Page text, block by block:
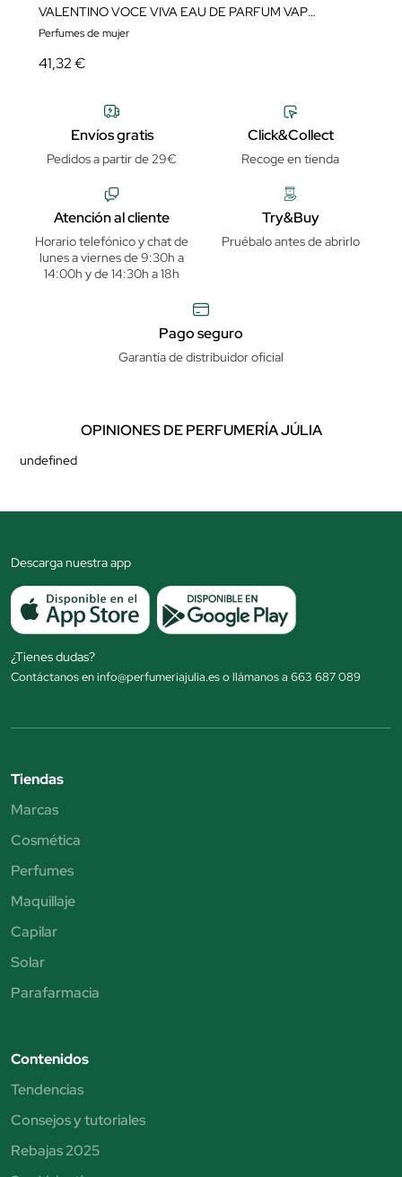
VALENTINO VOCE VIVA EAU DE PARFUM VAPORIZADOR
Perfumes de mujer
41,32 €
Envíos gratis
Pedidos a partir de 29€
Click&Collect
Recoge en tienda
Atención al cliente
Horario telefónico y chat de
lunes a viernes de 9:30h a
14:00h y de 14:30h a 18h
Try&Buy
Pruébalo antes de abrirlo
Pago seguro
Garantía de distribuidor oficial
OPINIONES DE PERFUMERÍA JÚLIA
undefined
Descarga nuestra app
¿Tienes dudas?
Contáctanos en info@perfumeriajulia.es o llámanos a 663 687 089
Tiendas
Marcas
Cosmética
Perfumes
Maquillaje
Capilar
Solar
Parafarmacia
Contenidos
Tendencias
Consejos y tutoriales
Rebajas 2025